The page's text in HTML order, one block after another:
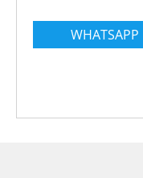
WHATSAPP